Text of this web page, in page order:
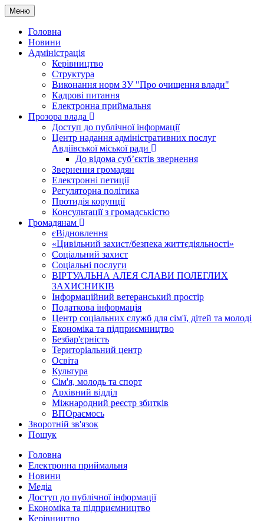
Меню
Головна
Новини
Адміністрація
Керівництво
Структура
Виконання норм ЗУ "Про очищення влади"
Кадрові питання
Електронна приймальня
Прозора влада
Доступ до публічної інформації
Центр надання адміністративних послуг
Авдіївської міської ради
До відома суб’єктів звернення
Звернення громадян
Електронні петиції
Регуляторна політика
Протидія корупції
Консультації з громадськістю
Громадянам
єВідновлення
«Цивільний захист/безпека життєдіяльності»
Соціальний захист
Соціальні послуги
ВІРТУАЛЬНА АЛЕЯ СЛАВИ ПОЛЕГЛИХ
ЗАХИСНИКІВ
Інформаційний ветеранський простір
Податкова інформація
Центр соціальних служб для сім'ї, дітей та молоді
Економіка та підприємництво
Безбар'єрність
Територіальний центр
Освіта
Культура
Сім'я, молодь та спорт
Архівний відділ
Міжнародний реєстр збитків
ВПОраємось
Зворотній зв'язок
Пошук
Головна
Електронна приймальня
Новини
Медіа
Доступ до публічної інформації
Економіка та підприємництво
Керівництво